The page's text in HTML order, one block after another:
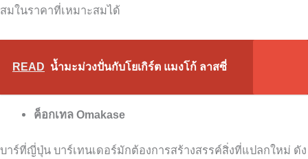
สมในราคาที่เหมาะสมได้
READ น้ำมะม่วงปั่นกับโยเกิร์ต แมงโก้ ลาสซี่
ค็อกเทล Omakase
บาร์ที่ญี่ปุ่น บาร์เทนเดอร์มักต้องการสร้างสรรค์สิ่งที่แปลกใหม่ ดัง